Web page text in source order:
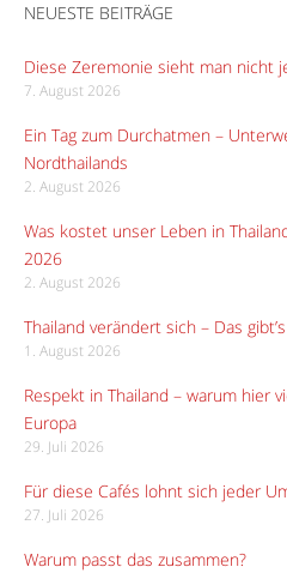
NEUESTE BEITRÄGE
Diese Zeremonie sieht man nicht
7. August 2026
Ein Tag zum Durchatmen –
Nordthailands
2. August 2026
Was kostet unser Leben in
2026
2. August 2026
Thailand verändert sich – Das
1. August 2026
Respekt in Thailand – warum hier
Europa
29. Juli 2026
Für diese Cafés lohnt sich jeder
27. Juli 2026
Warum passt das zusammen?